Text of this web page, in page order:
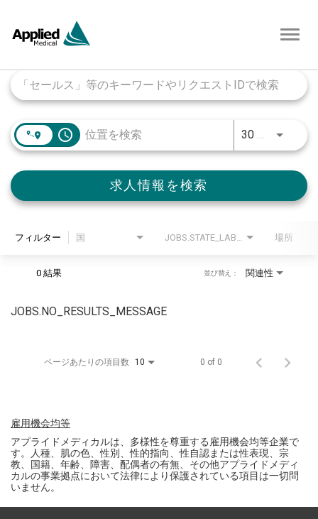
access_time 30 キロメートル
求人情報を検索
フィルター 国 場所
0 結果 関連性
並び替え：
JOBS.NO_RESULTS_MESSAGE
ページあたりの項目数 10 0 of 0
雇用機会均等
アプライドメディカルは、多様性を尊重する雇用機会均等企業で
す。人種、肌の色、性別、性的指向、性自認または性表現、宗
教、国籍、年齢、障害、配偶者の有無、その他アプライドメディ
カルの事業拠点において法律により保護されている項目は一切問
いません。